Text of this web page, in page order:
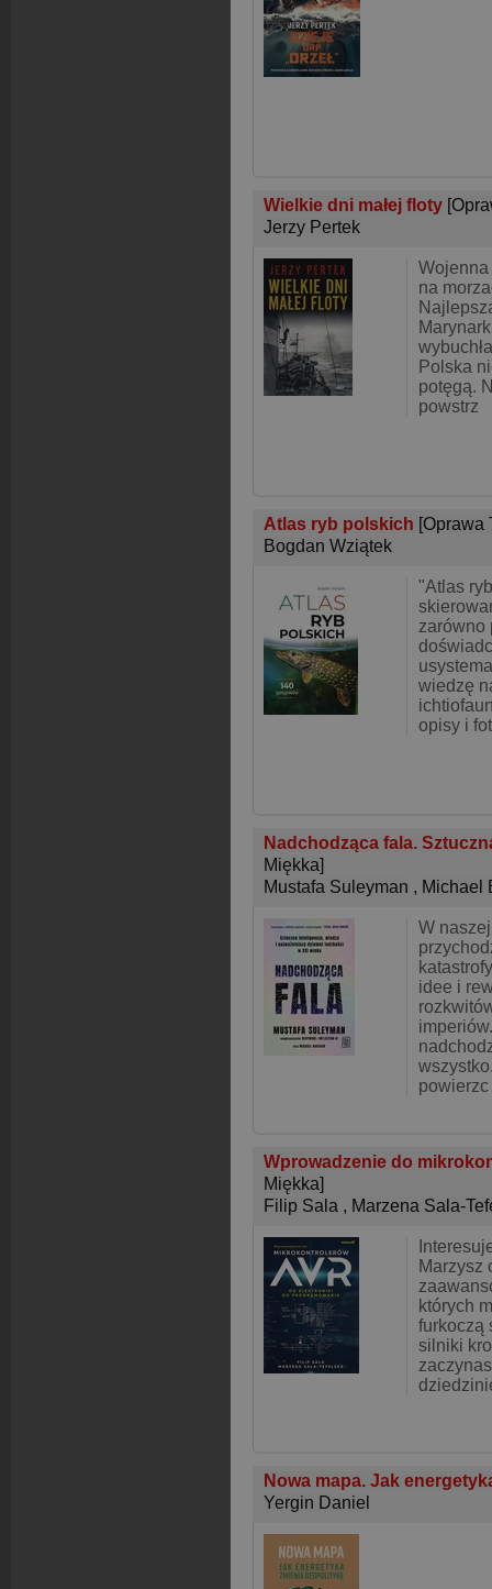
Wielkie dni małej floty
Jerzy Pertek
na
Polska
potęgą.
powstrz
Atlas ryb polskich [Oprawa
Bogdan Wziątek
"Atlas
zarówno
wiedzę
opisy i
Nadchodząca fala.
Miękka]
Mustafa Suleyman , Michael
W
idee i
powierzc
Wprowadzenie do
Miękka]
Filip Sala , Marzena Sala-
Marzysz
których
furkoczą
silniki
Nowa mapa. Jak
Yergin Daniel